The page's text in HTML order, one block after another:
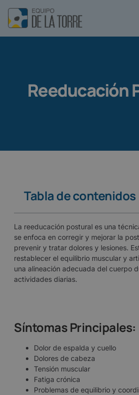
Reeducación
Tabla de contenidos
La reeducación postural es una
se enfoca en corregir y mejorar la
prevenir y tratar dolores y lesiones.
restablecer el equilibrio muscular y
una alineación adecuada del cuerpo
actividades diarias.
Síntomas Principales:
Dolor de espalda y cuello
Dolores de cabeza
Tensión muscular
Fatiga crónica
Problemas de equilibrio y